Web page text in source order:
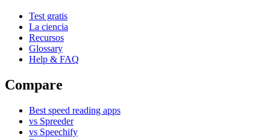
Test gratis
La ciencia
Recursos
Glossary
Help & FAQ
Compare
Best speed reading apps
vs Spreeder
vs Speechify